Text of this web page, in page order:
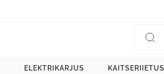
ELEKTRIKARJUS KAITSERIIETUS